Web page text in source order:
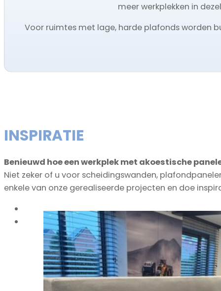
meer werkplekken in
Voor ruimtes met lage, harde plafonds worden
INSPIRATIE
Benieuwd hoe een werkplek met akoestische
Niet zeker of u voor scheidingswanden,
enkele van onze gerealiseerde projecten en doe